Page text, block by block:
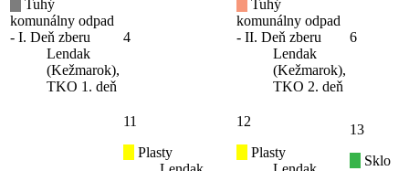
Tuhý
komunálny odpad
- I. Deň zberu
Lendak
(Kežmarok),
TKO 1. deň
4
Tuhý
komunálny odpad
- II. Deň zberu
Lendak
(Kežmarok),
TKO 2. deň
6
11
Plasty
12
Plasty
13
Sklo